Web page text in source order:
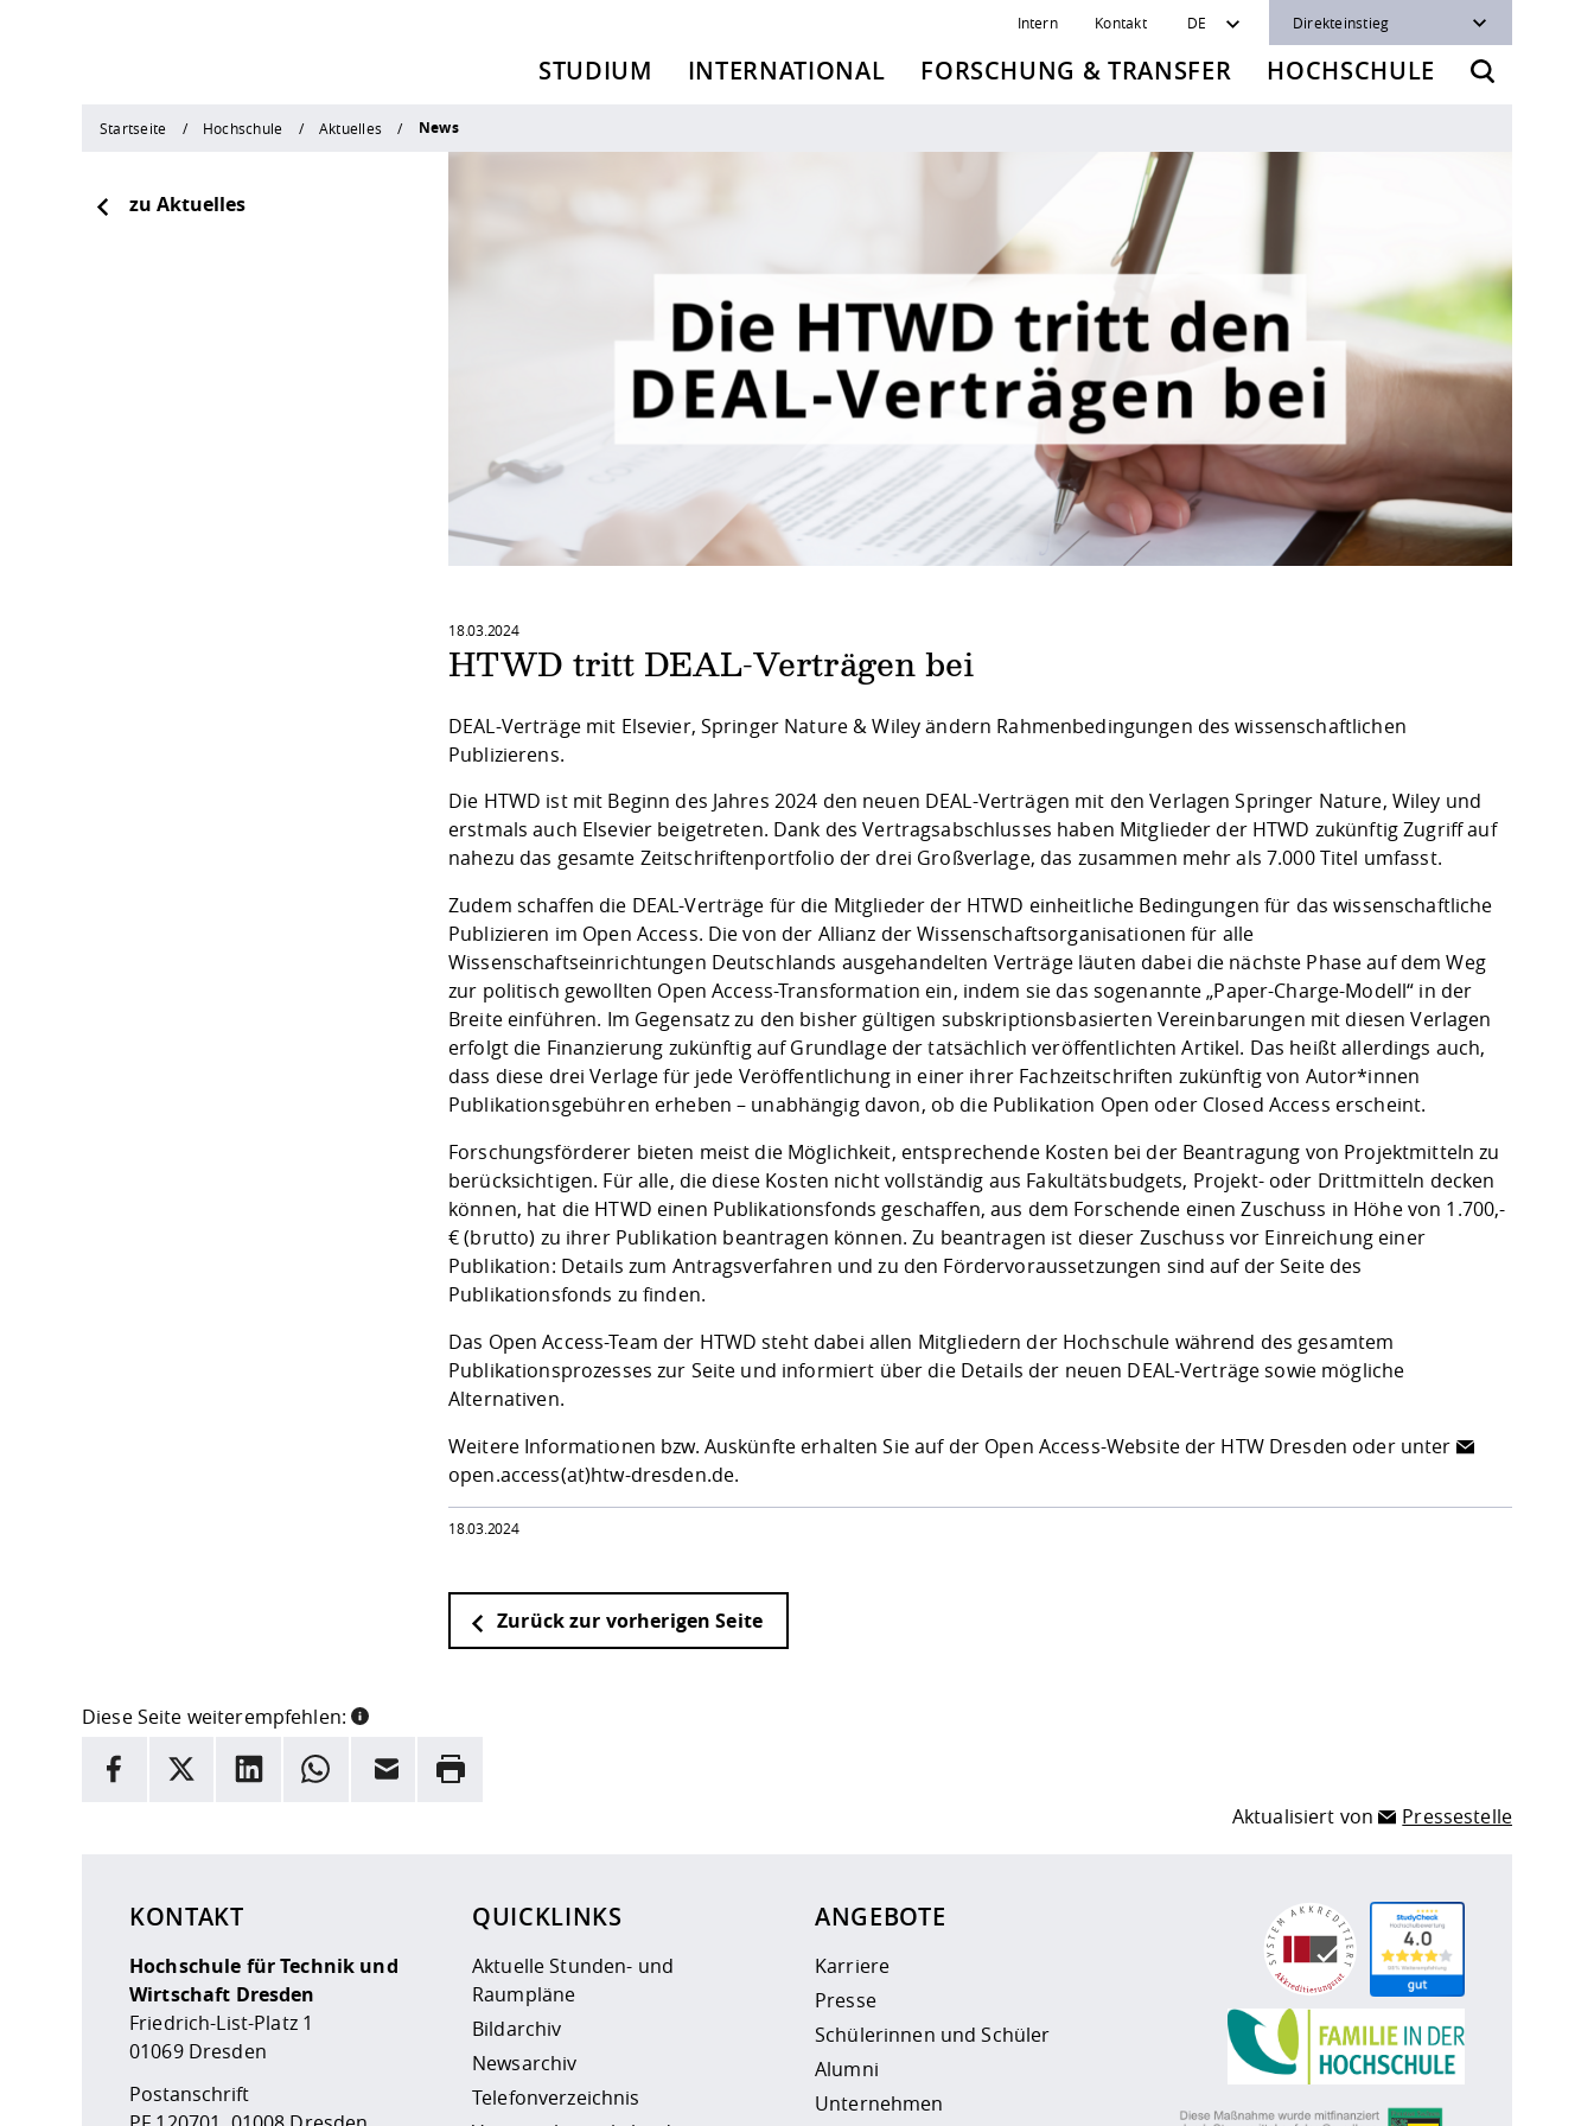
Intern Kontakt DE Direkteinstieg
STUDIUM INTERNATIONAL FORSCHUNG & TRANSFER HOCHSCHULE
Startseite Hochschule Aktuelles News
zu Aktuelles
18.03.2024
HTWD tritt DEAL-Verträgen bei
DEAL-Verträge mit Elsevier, Springer Nature & Wiley ändern Rahmenbedingungen des wissenschaftlichen
Publizierens.
Die HTWD ist mit Beginn des Jahres 2024 den neuen DEAL-Verträgen mit den Verlagen Springer Nature, Wiley und
erstmals auch Elsevier beigetreten. Dank des Vertragsabschlusses haben Mitglieder der HTWD zukünftig Zugriff auf
nahezu das gesamte Zeitschriftenportfolio der drei Großverlage, das zusammen mehr als 7.000 Titel umfasst.
Zudem schaffen die DEAL-Verträge für die Mitglieder der HTWD einheitliche Bedingungen für das wissenschaftliche
Publizieren im Open Access. Die von der Allianz der Wissenschaftsorganisationen für alle
Wissenschaftseinrichtungen Deutschlands ausgehandelten Verträge läuten dabei die nächste Phase auf dem Weg
zur politisch gewollten Open Access-Transformation ein, indem sie das sogenannte „Paper-Charge-Modell“ in der
Breite einführen. Im Gegensatz zu den bisher gültigen subskriptionsbasierten Vereinbarungen mit diesen Verlagen
erfolgt die Finanzierung zukünftig auf Grundlage der tatsächlich veröffentlichten Artikel. Das heißt allerdings auch,
dass diese drei Verlage für jede Veröffentlichung in einer ihrer Fachzeitschriften zukünftig von Autor*innen
Publikationsgebühren erheben – unabhängig davon, ob die Publikation Open oder Closed Access erscheint.
Forschungsförderer bieten meist die Möglichkeit, entsprechende Kosten bei der Beantragung von Projektmitteln zu
berücksichtigen. Für alle, die diese Kosten nicht vollständig aus Fakultätsbudgets, Projekt- oder Drittmitteln decken
können, hat die HTWD einen Publikationsfonds geschaffen, aus dem Forschende einen Zuschuss in Höhe von 1.700,-
€ (brutto) zu ihrer Publikation beantragen können. Zu beantragen ist dieser Zuschuss vor Einreichung einer
Publikation: Details zum Antragsverfahren und zu den Fördervoraussetzungen sindauf der Seite des
Publikationsfonds zu finden.
Das Open Access-Team der HTWD steht dabei allen Mitgliedern der Hochschule während des gesamtem
Publikationsprozesses zur Seite und informiert über die Details der neuen DEAL-Verträge sowie mögliche
Alternativen.
Weitere Informationen bzw. Auskünfte erhalten Sie auf der Open Access-Website der HTW Dresden oder unter
open.access(at)htw-dresden.de.
18.03.2024
Zurück zur vorherigen Seite
Diese Seite weiterempfehlen:
INFORMATION
Facebook
X LinkedInWhatsappE-Mail Drucken
Aktualisiert von Pressestelle
KONTAKT
Hochschule für Technik und
Wirtschaft Dresden
Friedrich-List-Platz 1
01069 Dresden
Postanschrift
QUICKLINKS
Aktuelle Stunden- und
Raumpläne
Bildarchiv
Newsarchiv
Telefonverzeichnis
ANGEBOTE
Karriere
Presse
Schülerinnen und Schüler
Alumni
Unternehmen